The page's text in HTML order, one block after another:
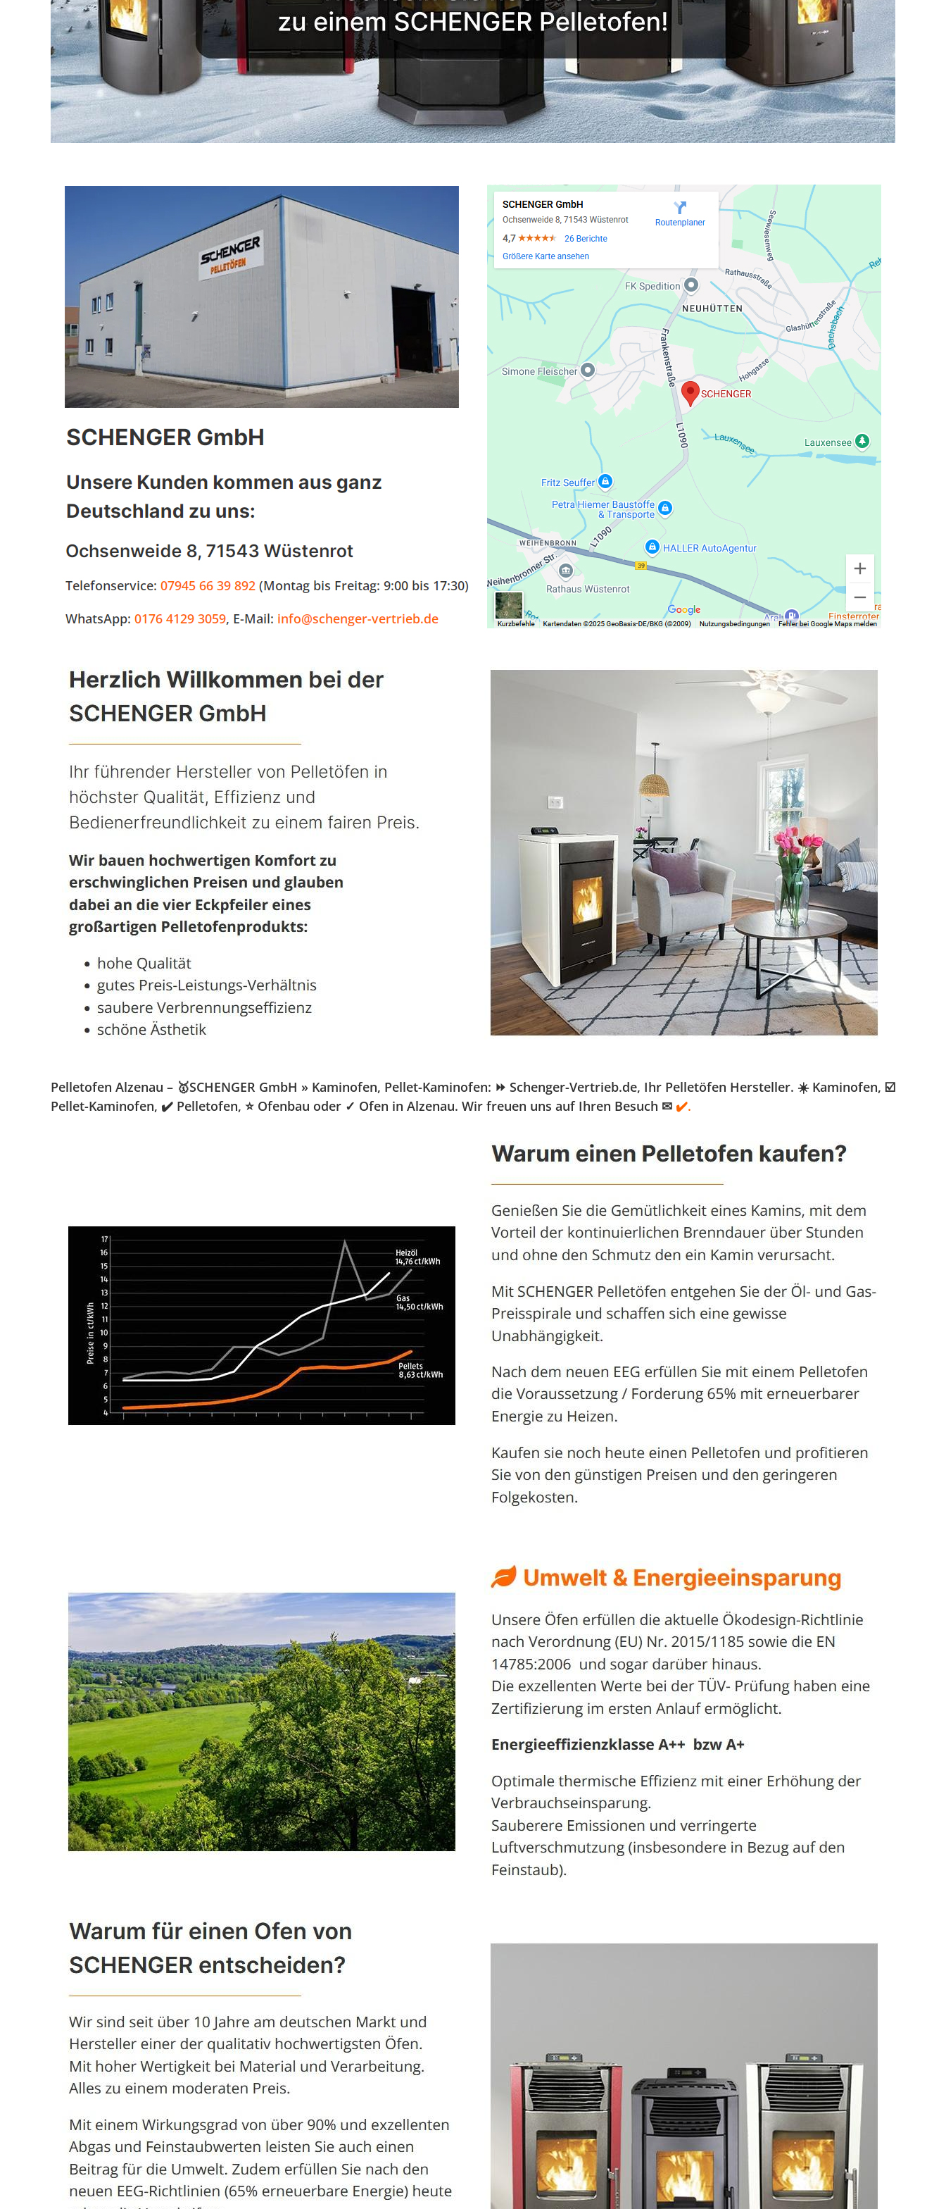
Pelletofen Alzenau – 🥇SCHENGER GmbH » Kaminofen, Pellet-Kaminofen: ⏩ Schenger-Vertrieb.de, Ihr Pelletöfen Hersteller. ☀️ Kaminofen, ☑️
Pellet-Kaminofen, ✔️ Pelletofen, ⭐ Ofenbau oder ✓ Ofen in Alzenau. Wir freuen uns auf Ihren Besuch ✉ ✔️.